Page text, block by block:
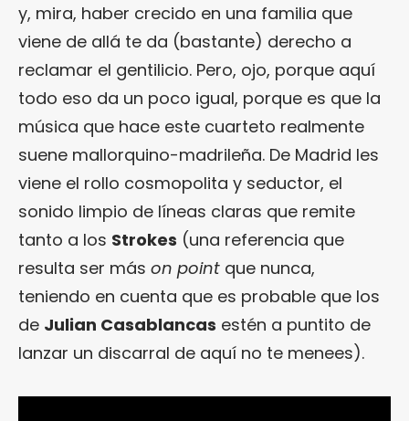
y, mira, haber crecido en una familia que
viene de allá te da (bastante) derecho a
reclamar el gentilicio. Pero, ojo, porque aquí
todo eso da un poco igual, porque es que la
música que hace este cuarteto realmente
suene mallorquino-madrileña. De Madrid les
viene el rollo cosmopolita y seductor, el
sonido limpio de líneas claras que remite
tanto a los Strokes (una referencia que
resulta ser más on point que nunca,
teniendo en cuenta que es probable que los
de Julian Casablancas estén a puntito de
lanzar un discarral de aquí no te menees).